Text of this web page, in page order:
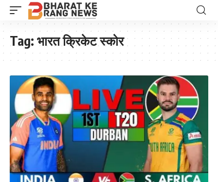
Tag: भारत क्रिकेट स्कोर